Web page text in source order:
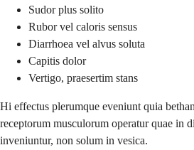
Sudor plus solito
Rubor vel caloris sensus
Diarrhoea vel alvus soluta
Capitis dolor
Vertigo, praesertim stans
Hi effectus plerumque eveniunt quia
receptorum musculorum operatur quae in
inveniuntur, non solum in vesica.